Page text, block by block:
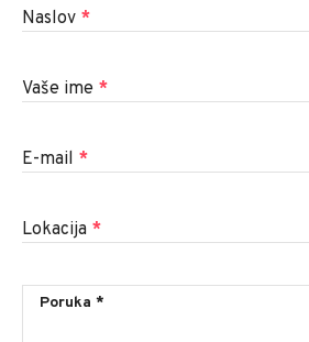
Naslov *
Vaše ime *
E-mail *
Lokacija *